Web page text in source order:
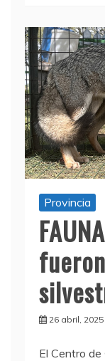
Provincia
26 abril, 2025
El Centro